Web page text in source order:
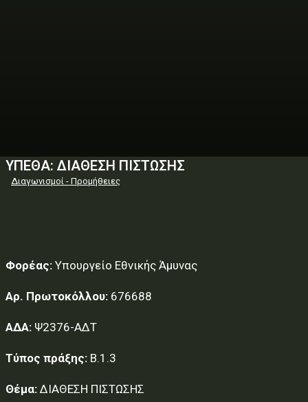
ΥΠΕΘΑ: ΔΙΑΘΕΣΗ ΠΙΣΤΩΣΗΣ
Διαγωνισμοί - Προμήθειες
Φορέας: Υπουργείο Εθνικής Άμυνας
Αρ. Πρωτοκόλλου: 676688
ΑΔΑ: Ψ2376-ΑΔΤ
Τύπος πράξης: Β.1.3
Θέμα: ΔΙΑΘΕΣΗ ΠΙΣΤΩΣΗΣ